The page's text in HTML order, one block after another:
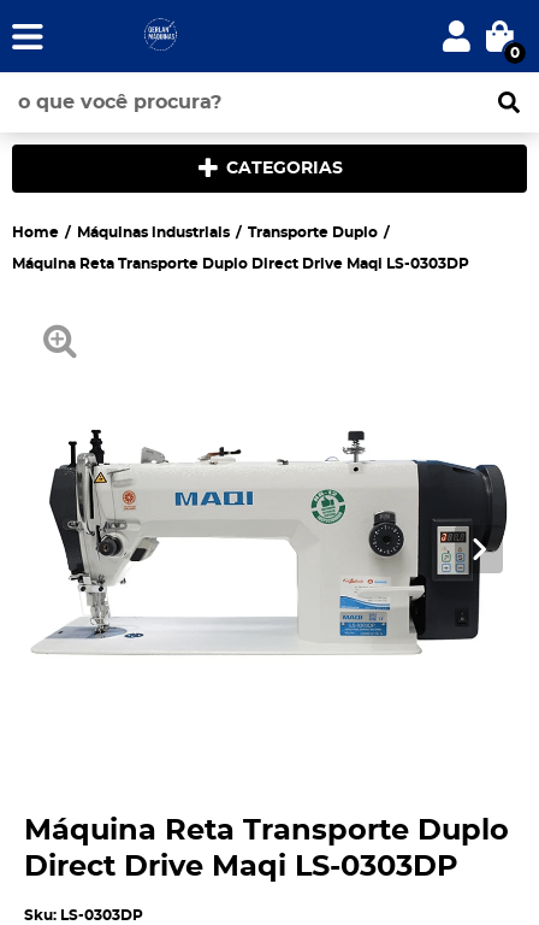
0
CATEGORIAS
Home Máquinas industriais Transporte Duplo
Máquina Reta Transporte Duplo Direct Drive Maqi LS-0303DP
Máquina Reta Transporte Duplo
Direct Drive Maqi LS-0303DP
Sku: LS-0303DP